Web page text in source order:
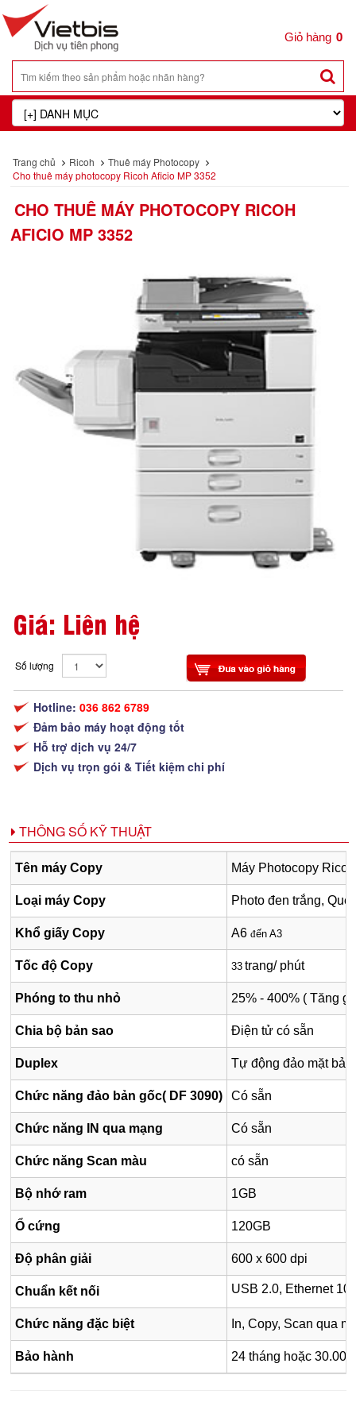
0
Trang chủ Ricoh
Thuê máy Photocopy
Cho thuê máy photocopy Ricoh Aficio MP 3352
CHO THUÊ MÁY PHOTOCOPY RICOH
AFICIO MP 3352
Giá: Liên hệ
Số lượng
Hotline: 036 862 6789
Đảm bảo máy hoạt động tốt
Hỗ trợ dịch vụ 24/7
Dịch vụ trọn gói & Tiết kiệm chi phí
THÔNG SỐ KỸ THUẬT
Tên máy Copy Máy Photocopy Ricoh
Loại máy Copy Photo đen trắng,
Khổ giấy Copy A6 đến A3
Tốc độ Copy 33 trang/ phút
Phóng to thu nhỏ 25% - 400% ( Tăng
Chia bộ bản sao Điện tử có sẵn
Duplex Tự động đảo mặt bản
Chức năng đảo bản gốc( DF 3090) Có sẵn
Chức năng IN qua mạng Có sẵn
Chức năng Scan màu có sẵn
Bộ nhớ ram 1GB
Ổ cứng 120GB
Độ phân giải 600 x 600 dpi
Chuẩn kết nối USB 2.0, Ethernet
Chức năng đặc biệt In, Copy, Scan qua
Bảo hành 24 tháng hoặc